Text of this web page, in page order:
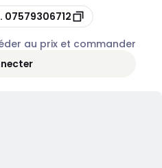
07579306712
au prix et commander